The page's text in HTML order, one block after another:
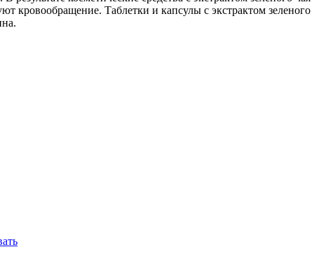
Таблетки и капсулы с экстрактом